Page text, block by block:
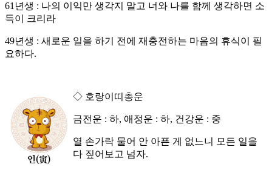
61년생 : 나의 이익만 생각지 말고 너와 나를 함께 생각하면 소
득이 크리라
49년생 : 새로운 일을 하기 전에 재충전하는 마음의 휴식이 필
요하다.
◇ 호랑이띠총운
금전운 : 하, 애정운 : 하, 건강운 : 중
열 손가락 물어 안 아픈 게 없느니 모든 일을
다 짚어보고 넘자.